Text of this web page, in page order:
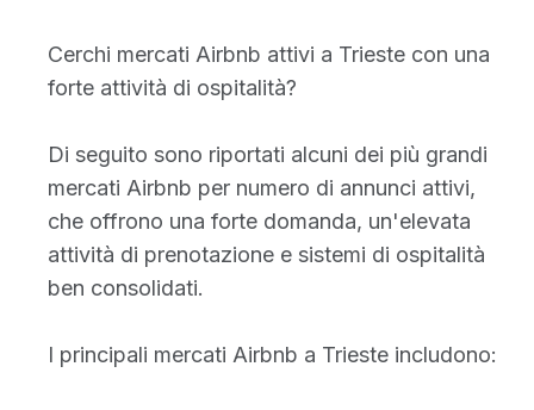
Cerchi mercati Airbnb attivi a Trieste con una
forte attività di ospitalità?
Di seguito sono riportati alcuni dei più grandi
mercati Airbnb per numero di annunci attivi,
che offrono una forte domanda, un'elevata
attività di prenotazione e sistemi di ospitalità
ben consolidati.
I principali mercati Airbnb a Trieste includono: